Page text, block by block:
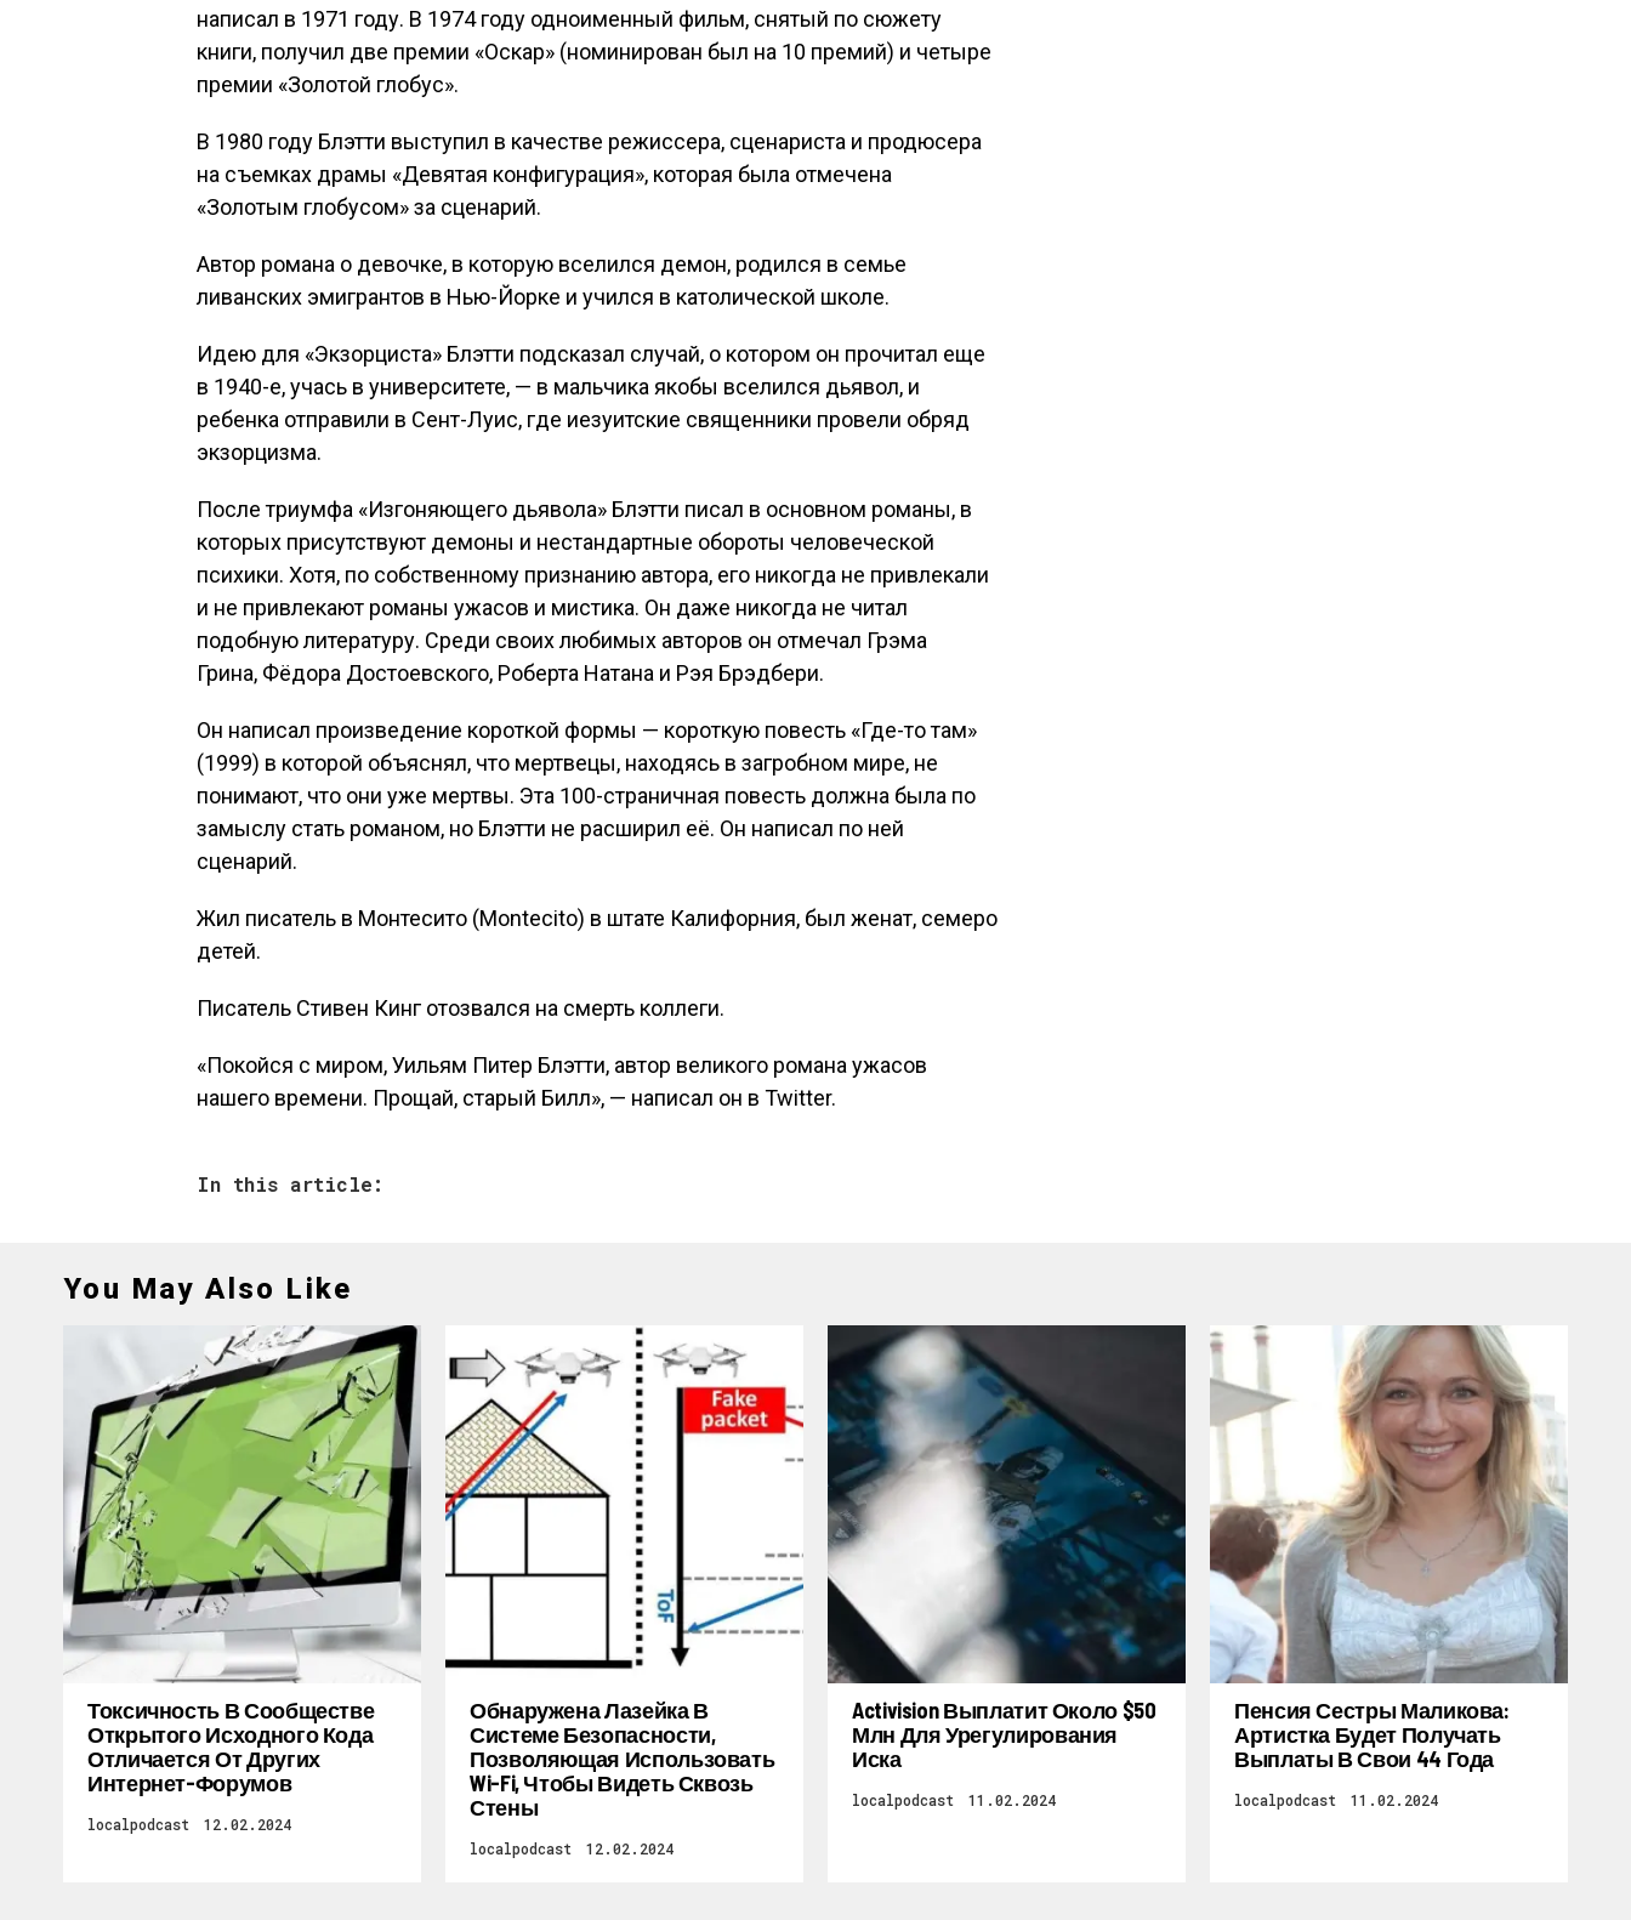
написал в 1971 году. В 1974 году одноименный фильм, снятый по сюжету
книги, получил две премии «Оскар» (номинирован был на 10 премий) и четыре
премии «Золотой глобус».
В 1980 году Блэтти выступил в качестве режиссера, сценариста и продюсера
на съемках драмы «Девятая конфигурация», которая была отмечена
«Золотым глобусом» за сценарий.
Автор романа о девочке, в которую вселился демон, родился в семье
ливанских эмигрантов в Нью-Йорке и учился в католической школе.
Идею для «Экзорциста» Блэтти подсказал случай, о котором он прочитал еще
в 1940-е, учась в университете, — в мальчика якобы вселился дьявол, и
ребенка отправили в Сент-Луис, где иезуитские священники провели обряд
экзорцизма.
После триумфа «Изгоняющего дьявола» Блэтти писал в основном романы, в
которых присутствуют демоны и нестандартные обороты человеческой
психики. Хотя, по собственному признанию автора, его никогда не привлекали
и не привлекают романы ужасов и мистика. Он даже никогда не читал
подобную литературу. Среди своих любимых авторов он отмечал Грэма
Грина, Фёдора Достоевского, Роберта Натана и Рэя Брэдбери.
Он написал произведение короткой формы — короткую повесть «Где-то там»
(1999) в которой объяснял, что мертвецы, находясь в загробном мире, не
понимают, что они уже мертвы. Эта 100-страничная повесть должна была по
замыслу стать романом, но Блэтти не расширил её. Он написал по ней
сценарий.
Жил писатель в Монтесито (Montecito) в штате Калифорния, был женат, семеро
детей.
Писатель Стивен Кинг отозвался на смерть коллеги.
«Покойся с миром, Уильям Питер Блэтти, автор великого романа ужасов
нашего времени. Прощай, старый Билл», — написал он в Twitter.
In this article:
You May Also Like
Токсичность В Сообществе
Открытого Исходного Кода
Отличается От Других
Интернет-Форумов
localpodcast 12.02.2024
Обнаружена Лазейка В
Системе Безопасности,
Позволяющая Использовать
Wi-Fi, Чтобы Видеть Сквозь
Стены
localpodcast 12.02.2024
Activision Выплатит Около $50
Млн Для Урегулирования
Иска
localpodcast 11.02.2024
Пенсия Сестры Маликова:
Артистка Будет Получать
Выплаты В Свои 44 Года
localpodcast 11.02.2024